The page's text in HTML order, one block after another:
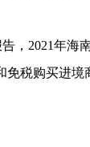
，2021年海
免税购买进境